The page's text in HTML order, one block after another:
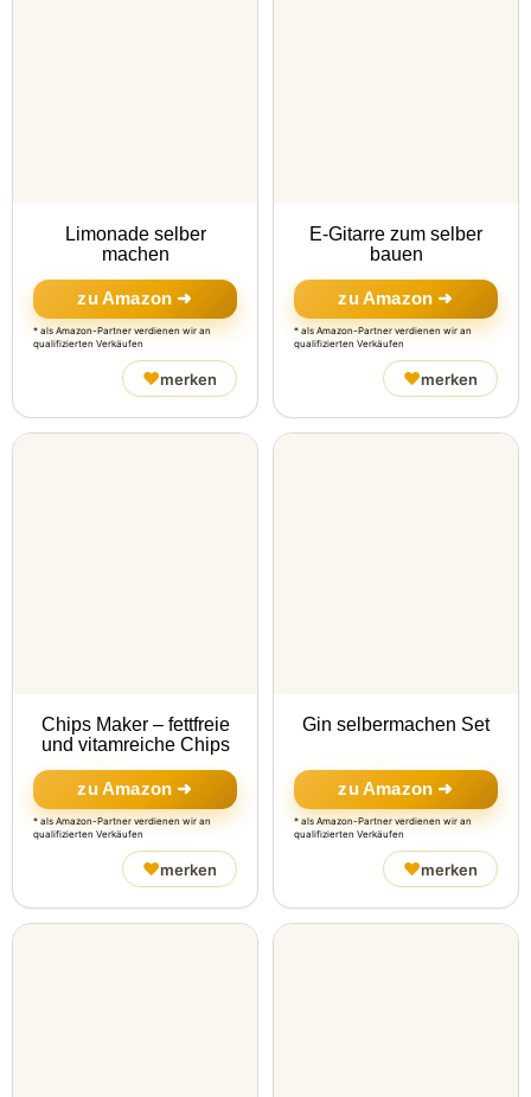
Limonade selber
machen
zu Amazon ➜
* als Amazon-Partner verdienen wir an
qualifizierten Verkäufen
♥merken
E-Gitarre zum selber
bauen
zu Amazon ➜
* als Amazon-Partner verdienen wir an
qualifizierten Verkäufen
♥merken
Chips Maker – fettfreie
und vitamreiche Chips
zu Amazon ➜
* als Amazon-Partner verdienen wir an
qualifizierten Verkäufen
♥merken
Gin selbermachen Set
zu Amazon ➜
* als Amazon-Partner verdienen wir an
qualifizierten Verkäufen
♥merken